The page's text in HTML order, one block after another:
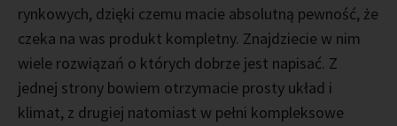
rynkowych, dzięki czemu macie absolutną pewność, że
czeka na was produkt kompletny. Znajdziecie w nim
wiele rozwiązań o których dobrze jest napisać. Z
jednej strony bowiem otrzymacie prosty układ i
klimat, z drugiej natomiast w pełni kompleksowe